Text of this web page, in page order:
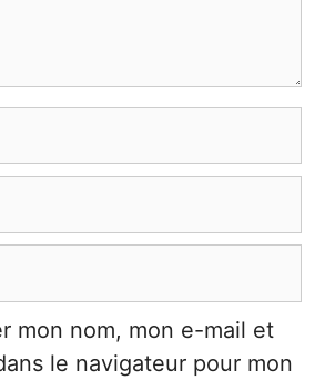
mon nom, mon e-mail et
le navigateur pour mon